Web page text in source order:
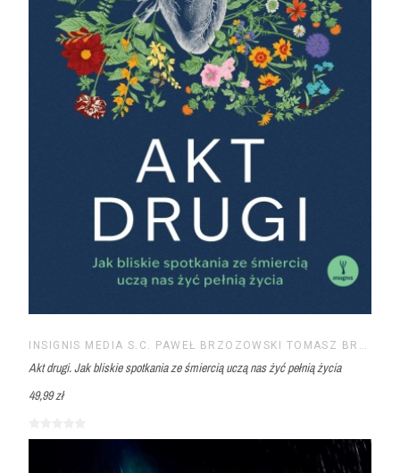
Akt drugi. Jak bliskie spotkania ze śmiercią uczą nas żyć pełnią życia
49,99 zł